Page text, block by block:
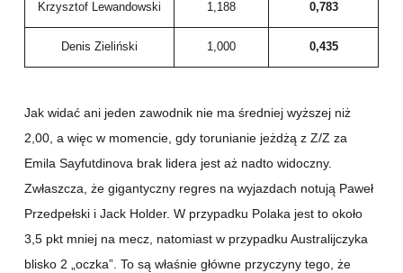
Krzysztof Lewandowski 1,188 0,783
Denis Zieliński 1,000 0,435
Jak widać ani jeden zawodnik nie ma średniej wyższej niż
2,00, a więc w momencie, gdy torunianie jeżdżą z Z/Z za
Emila Sayfutdinova brak lidera jest aż nadto widoczny.
Zwłaszcza, że gigantyczny regres na wyjazdach notują Paweł
Przedpełski i Jack Holder. W przypadku Polaka jest to około
3,5 pkt mniej na mecz, natomiast w przypadku Australijczyka
blisko 2 „oczka”. To są właśnie główne przyczyny tego, że